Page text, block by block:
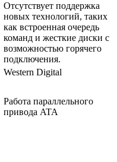
Отсутствует поддержка
новых технологий, таких
как встроенная очередь
команд и жесткие диски с
возможностью горячего
подключения.
Western Digital
Работа параллельного
привода ATA